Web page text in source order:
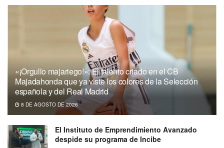
«¡Orgullo majariego!»: El talento criado en el CB
Majadahonda que ya viste los colores de la Selección
española y del Real Madrid
8 DE AGOSTO DE 2026
El Instituto de Emprendimiento Avanzado
despide su programa de Incibe